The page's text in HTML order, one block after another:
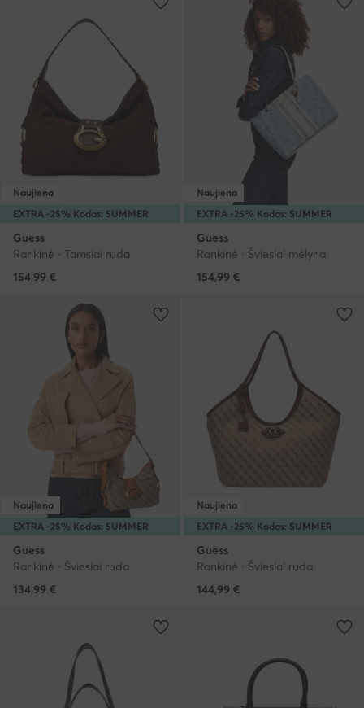
EXTRA -25% Kodas: SUMMER
Naujiena
Guess
Rankinė · Tamsiai ruda
154,99 €
EXTRA -25% Kodas: SUMMER
Naujiena
Guess
Rankinė · Šviesiai mėlyna
154,99 €
EXTRA -25% Kodas: SUMMER
Naujiena
Guess
Rankinė · Šviesiai ruda
134,99 €
EXTRA -25% Kodas: SUMMER
Naujiena
Guess
Rankinė · Šviesiai ruda
144,99 €